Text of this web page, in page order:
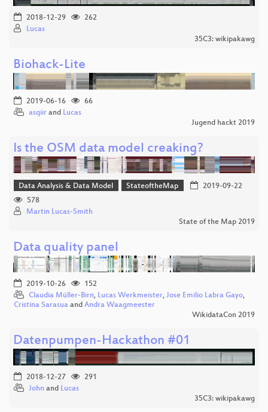
2018-12-29
262
Lucas
35C3: wikipakawg
Biohack-Lite
2019-06-16
66
asqiir and Lucas
Jugend hackt 2019
Is the OSM data model creaking?
Data Analysis & Data Model StateoftheMap
2019-09-22
578
Martin Lucas-Smith
State of the Map 2019
Data quality panel
2019-10-26
152
Claudia Müller-Birn, Lucas Werkmeister, Jose Emilio Labra Gayo,
Cristina Sarasua and Andra Waagmeester
WikidataCon 2019
Datenpumpen-Hackathon #01
2018-12-27
291
John and Lucas
35C3: wikipakawg